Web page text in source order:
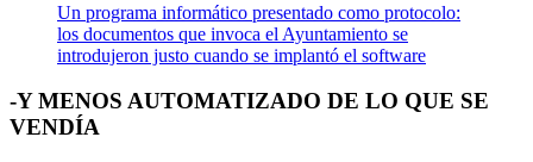
Un programa informático presentado como protocolo:
los documentos que invoca el Ayuntamiento se
introdujeron justo cuando se implantó el software
-Y MENOS AUTOMATIZADO DE LO QUE SE
VENDÍA